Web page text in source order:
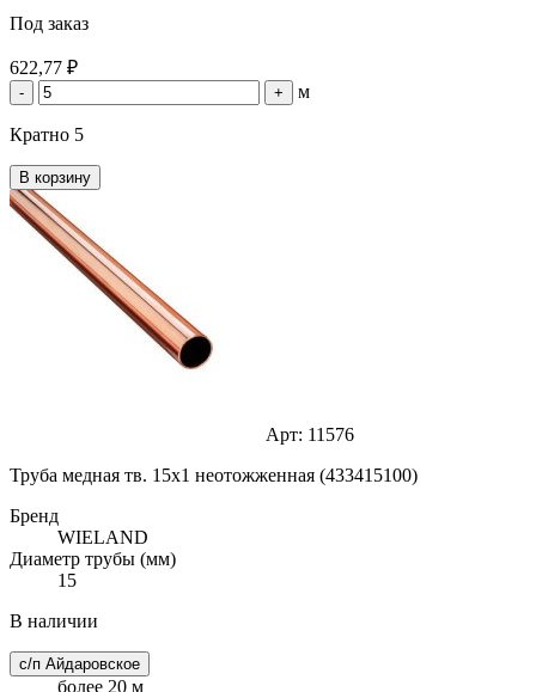
Под заказ
622,77 ₽
- + м
Кратно 5
В корзину
Арт: 11576
Труба медная тв. 15х1 неотожженная (433415100)
Бренд
WIELAND
Диаметр трубы (мм)
15
В наличии
с/п Айдаровское
более 20 м